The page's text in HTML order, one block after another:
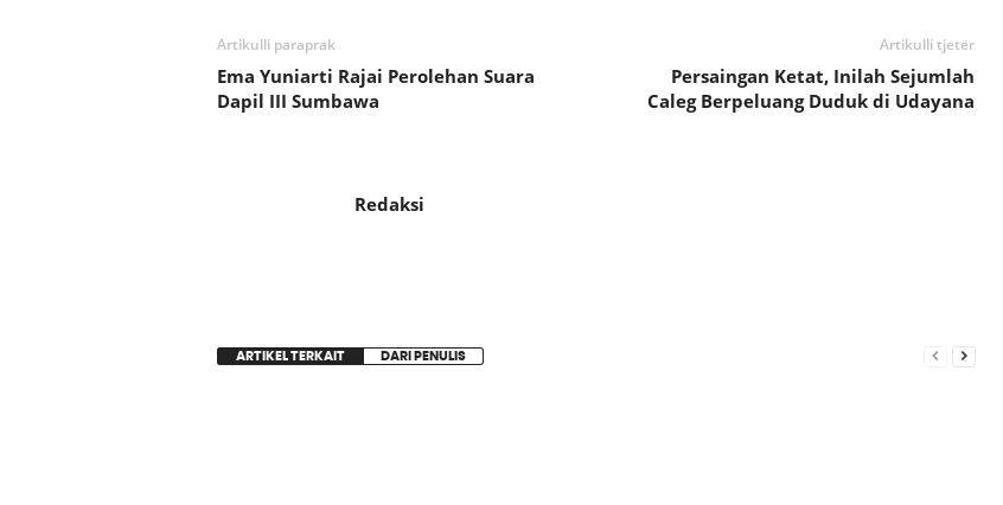
Artikulli paraprak
Ema Yuniarti Rajai Perolehan Suara
Dapil III Sumbawa
Artikulli tjetër
Persaingan Ketat, Inilah Sejumlah
Caleg Berpeluang Duduk di Udayana
Redaksi
ARTIKEL TERKAIT DARI PENULIS